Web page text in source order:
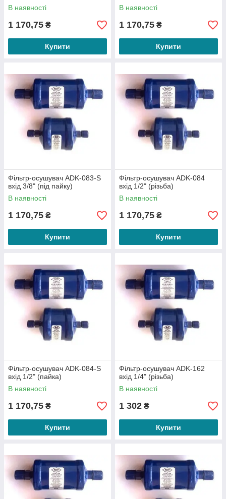
В наявності
1 170,75 ₴
Купити
В наявності
1 170,75 ₴
Купити
Фільтр-осушувач ADK-083-S
вхід 3/8" (під пайку)
В наявності
1 170,75 ₴
Купити
Фільтр-осушувач ADK-084
вхід 1/2" (різьба)
В наявності
1 170,75 ₴
Купити
Фільтр-осушувач ADK-084-S
вхід 1/2" (пайка)
В наявності
1 170,75 ₴
Купити
Фільтр-осушувач ADK-162
вхід 1/4" (різьба)
В наявності
1 302 ₴
Купити